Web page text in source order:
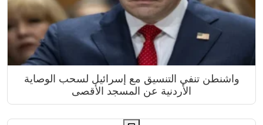
واشنطن تنفي التنسيق مع إسرائيل لسحب الوصاية
الأردنية عن المسجد الأقصى